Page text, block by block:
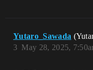
Yutaro_Sawada
May 28, 2025,
3